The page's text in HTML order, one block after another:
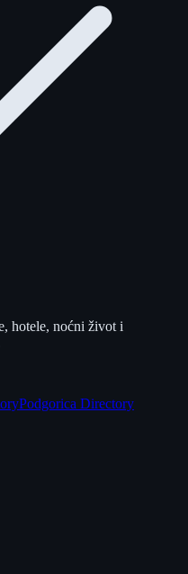
hotele, noćni život i
Podgorica Directory